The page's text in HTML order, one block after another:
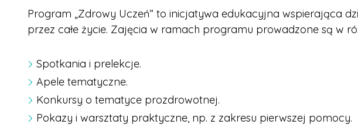
Program „Zdrowy Uczeń” to inicjatywa edukacyjna wspierająca
przez całe życie. Zajęcia w ramach programu prowadzone są w
Spotkania i prelekcje.
Apele tematyczne.
Konkursy o tematyce prozdrowotnej.
Pokazy i warsztaty praktyczne, np. z zakresu pierwszej pomocy.